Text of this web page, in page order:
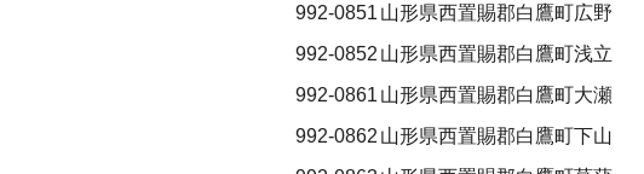
992-0851 山形県西置賜郡白鷹町広野
992-0852 山形県西置賜郡白鷹町浅立
992-0861 山形県西置賜郡白鷹町大瀬
992-0862 山形県西置賜郡白鷹町下山